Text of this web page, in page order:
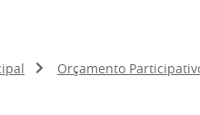
Orçamento